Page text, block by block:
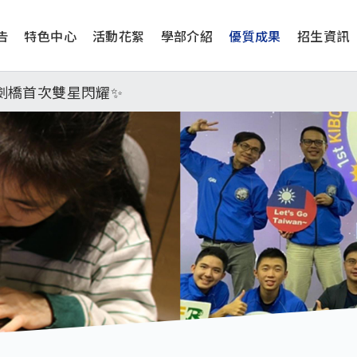
特色中心 活動花絮 學部介紹 優質成果 招生資訊
首次雙星閃耀✨
錄取標準、62%達台大錄取標準。各組合4科60級分
14時30分至15時實施，全市人、車及各場所均須配
本校連續兩年錄取世界第一學府！